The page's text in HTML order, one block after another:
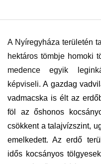
A Nyíregyháza területén
hektáros tömbje homoki
medence egyik
képviseli.A gazdag
vadmacska is élt az
föl az őshonos
csökkent a talajvízszint,
emelkedett. Az erdő
idős kocsányos